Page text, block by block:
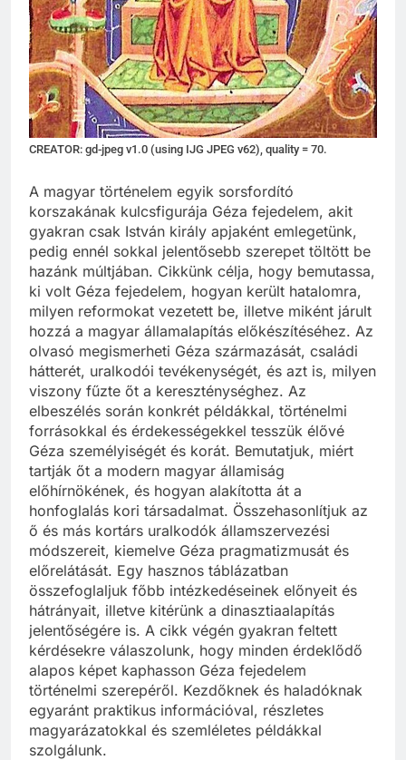
CREATOR: gd-jpeg v1.0 (using IJG JPEG v62), quality = 70.
A magyar történelem egyik sorsfordító
korszakának kulcsfigurája Géza fejedelem, akit
gyakran csak István király apjaként emlegetünk,
pedig ennél sokkal jelentősebb szerepet töltött be
hazánk múltjában. Cikkünk célja, hogy bemutassa,
ki volt Géza fejedelem, hogyan került hatalomra,
milyen reformokat vezetett be, illetve miként járult
hozzá a magyar államalapítás előkészítéséhez. Az
olvasó megismerheti Géza származását, családi
hátterét, uralkodói tevékenységét, és azt is, milyen
viszony fűzte őt a kereszténységhez. Az
elbeszélés során konkrét példákkal, történelmi
forrásokkal és érdekességekkel tesszük élővé
Géza személyiségét és korát. Bemutatjuk, miért
tartják őt a modern magyar államiság
előhírnökének, és hogyan alakította át a
honfoglalás kori társadalmat. Összehasonlítjuk az
ő és más kortárs uralkodók államszervezési
módszereit, kiemelve Géza pragmatizmusát és
előrelátását. Egy hasznos táblázatban
összefoglaljuk főbb intézkedéseinek előnyeit és
hátrányait, illetve kitérünk a dinasztiaalapítás
jelentőségére is. A cikk végén gyakran feltett
kérdésekre válaszolunk, hogy minden érdeklődő
alapos képet kaphasson Géza fejedelem
történelmi szerepéről. Kezdőknek és haladóknak
egyaránt praktikus információval, részletes
magyarázatokkal és szemléletes példákkal
szolgálunk.